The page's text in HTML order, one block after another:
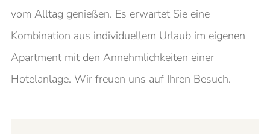
vom Alltag genießen. Es erwartet Sie eine
Kombination aus individuellem Urlaub im eigenen
Apartment mit den Annehmlichkeiten einer
Hotelanlage. Wir freuen uns auf Ihren Besuch.